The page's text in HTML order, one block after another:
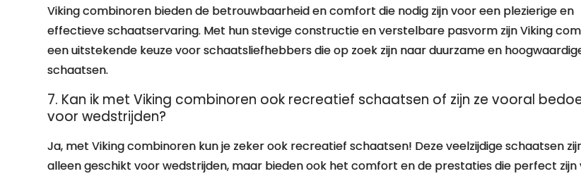
Viking combinoren bieden de betrouwbaarheid en comfort die nodig zijn voor een plezierige en
effectieve schaatservaring. Met hun stevige constructie en verstelbare pasvorm zijn Viking
een uitstekende keuze voor schaatsliefhebbers die op zoek zijn naar duurzame en
schaatsen.
7. Kan ik met Viking combinoren ook recreatief schaatsen of zijn ze vooral
voor wedstrijden?
Ja, met Viking combinoren kun je zeker ook recreatief schaatsen! Deze veelzijdige schaatsen
alleen geschikt voor wedstrijden, maar bieden ook het comfort en de prestaties die perfect zijn